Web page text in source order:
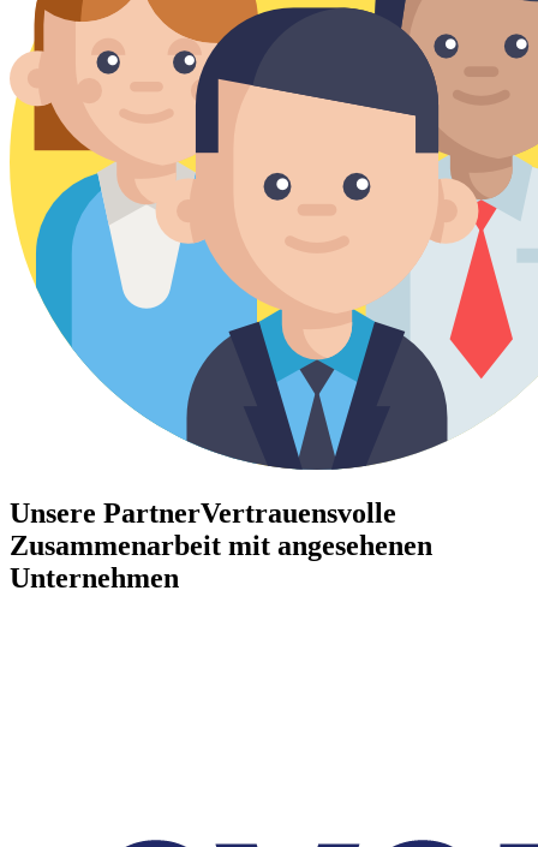
Unsere PartnerVertrauensvolle
Zusammenarbeit mit angesehenen
Unternehmen